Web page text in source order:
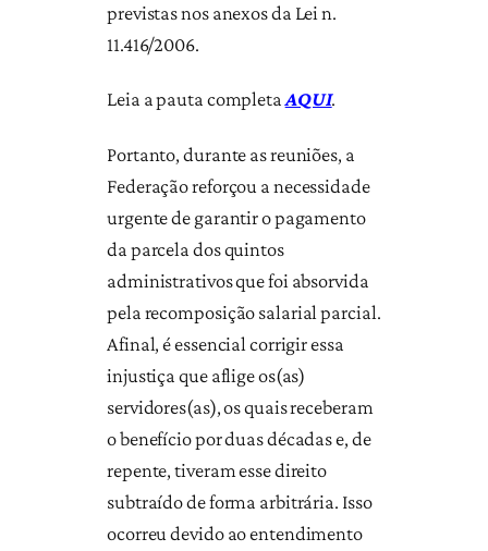
previstas nos anexos da Lei n.
11.416/2006.
Leia a pauta completaAQUI.
Portanto, durante as reuniões, a
Federação reforçou a necessidade
urgente de garantir o pagamento
da parcela dos quintos
administrativos que foi absorvida
pela recomposição salarial parcial.
Afinal, é essencial corrigir essa
injustiça que aflige os(as)
servidores(as), os quais receberam
o benefício por duas décadas e, de
repente, tiveram esse direito
subtraído de forma arbitrária. Isso
ocorreu devido ao entendimento